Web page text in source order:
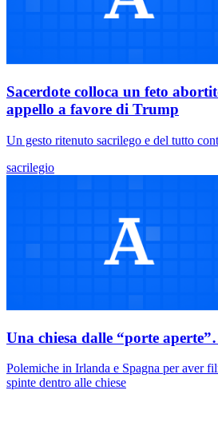
Sacerdote colloca un feto
appello a favore di Trump
Un gesto ritenuto sacrilego e del tutto
sacrilegio
Una chiesa dalle “porte
Polemiche in Irlanda e Spagna per aver
spinte dentro alle chiese